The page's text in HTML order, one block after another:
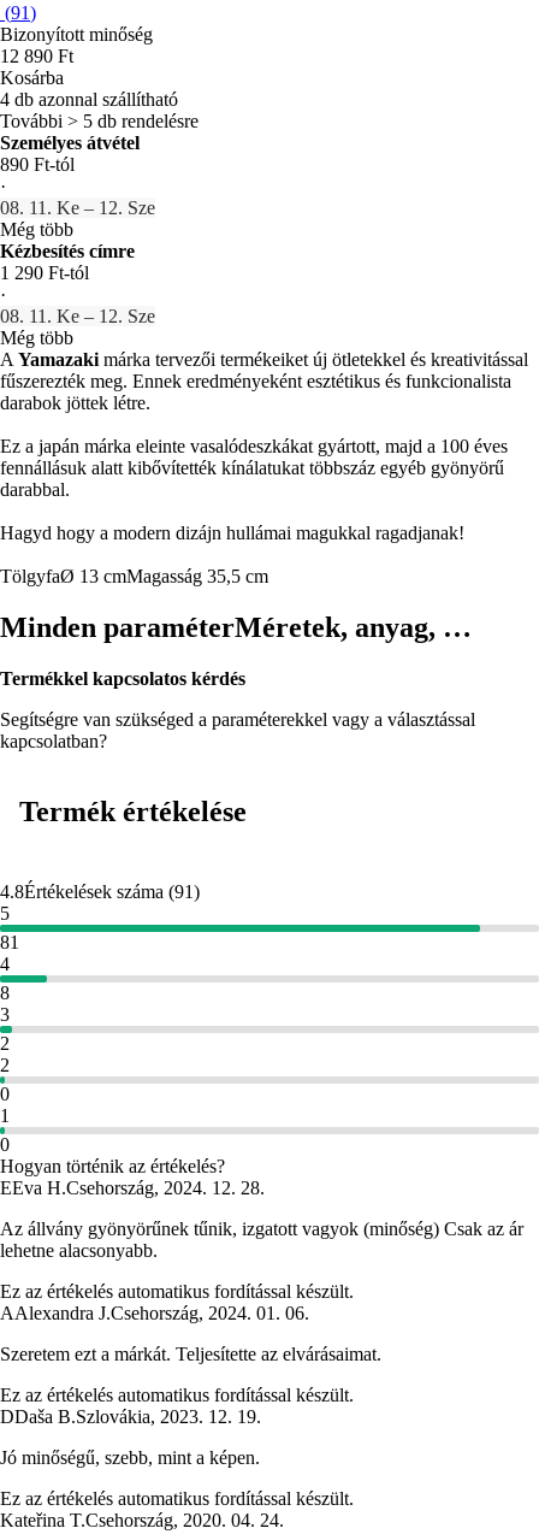
(91)
Bizonyított minőség
12 890 Ft
Kosárba
4 db azonnal szállítható
További > 5 db rendelésre
Személyes átvétel
890 Ft-tól
·
08. 11. Ke – 12. Sze
Még több
Kézbesítés címre
1 290 Ft-tól
·
08. 11. Ke – 12. Sze
Még több
A Yamazaki márka tervezői termékeiket új ötletekkel és kreativitással
fűszerezték meg. Ennek eredményeként esztétikus és funkcionalista
darabok jöttek létre.
Ez a japán márka eleinte vasalódeszkákat gyártott, majd a 100 éves
fennállásuk alatt kibővítették kínálatukat többszáz egyéb gyönyörű
darabbal.
Hagyd hogy a modern dizájn hullámai magukkal ragadjanak!
TölgyfaØ 13 cmMagasság 35,5 cm
Minden paraméterMéretek, anyag, …
Termékkel kapcsolatos kérdés
Segítségre van szükséged a paraméterekkel vagy a választással
kapcsolatban?
Termék értékelése
4.8Értékelések száma (91)
5
81
4
8
3
2
2
0
1
0
Hogyan történik az értékelés?
EEva H.Csehország, 2024. 12. 28.
Az állvány gyönyörűnek tűnik, izgatott vagyok (minőség) Csak az ár
lehetne alacsonyabb.
Ez az értékelés automatikus fordítással készült.
AAlexandra J.Csehország, 2024. 01. 06.
Szeretem ezt a márkát. Teljesítette az elvárásaimat.
Ez az értékelés automatikus fordítással készült.
DDaša B.Szlovákia, 2023. 12. 19.
Jó minőségű, szebb, mint a képen.
Ez az értékelés automatikus fordítással készült.
Kateřina T.Csehország, 2020. 04. 24.